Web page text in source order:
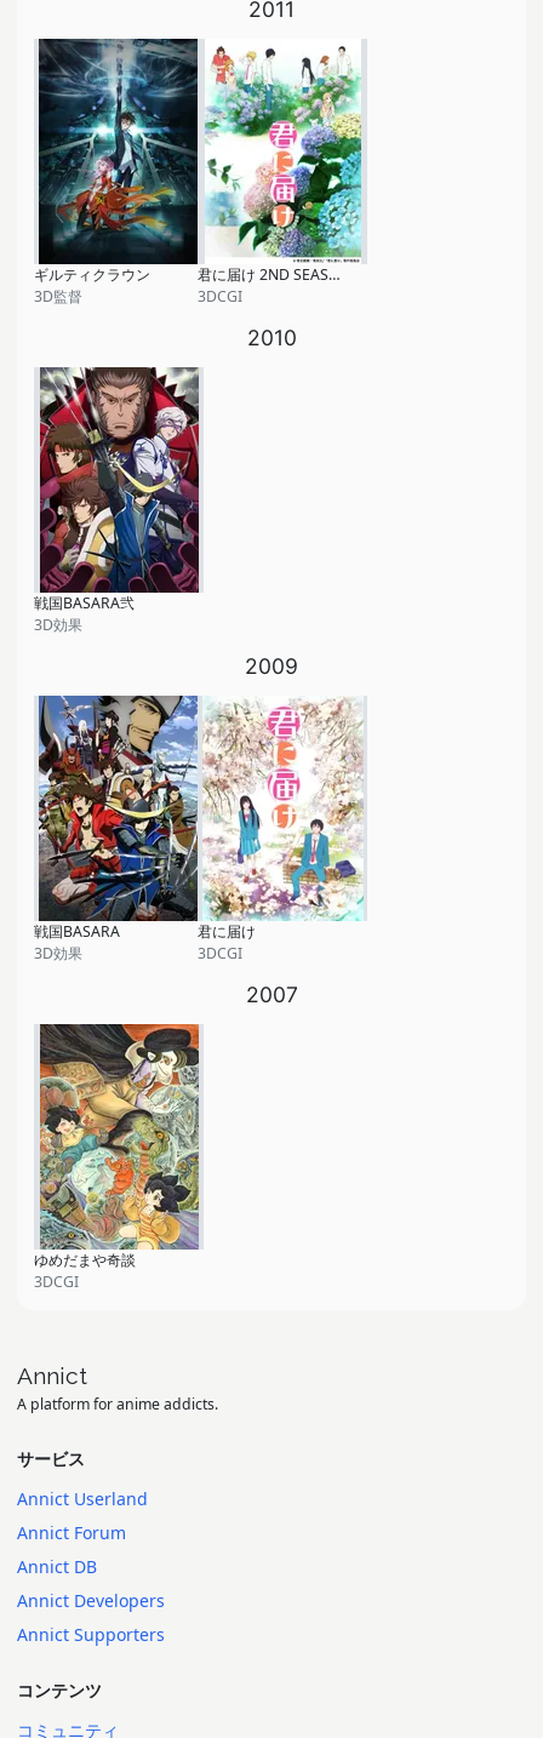
2011
ギルティクラウン
3D監督
君に届け 2ND SEASON
3DCGI
2010
戦国BASARA弐
3D効果
2009
戦国BASARA
3D効果
君に届け
3DCGI
2007
ゆめだまや奇談
3DCGI
Annict
A platform for anime addicts.
サービス
Annict Userland
Annict Forum
Annict DB
Annict Developers
Annict Supporters
コンテンツ
コミュニティ